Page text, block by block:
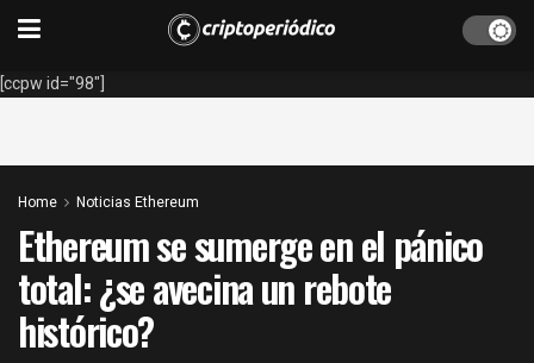
[ccpw id="98"]
Home Noticias Ethereum
Ethereum se sumerge en el pánico
total: ¿se avecina un rebote
histórico?